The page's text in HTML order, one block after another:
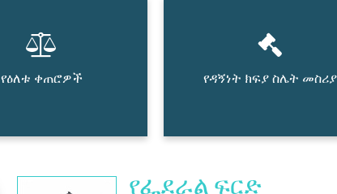
የዕለቱ ቀጠሮዎች የዳኝነት ክፍያ ስሌት መስሪያ
የፌደራል ፍርድ